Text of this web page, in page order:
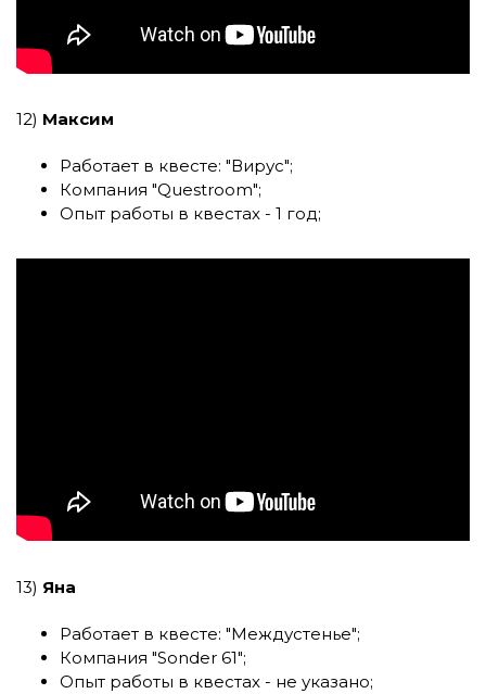
12) Максим
Работает в квесте: "Вирус";
Компания "Questroom";
Опыт работы в квестах - 1 год;
13) Яна
Работает в квесте: "Междустенье";
Компания "Sonder 61";
Опыт работы в квестах - не указано;